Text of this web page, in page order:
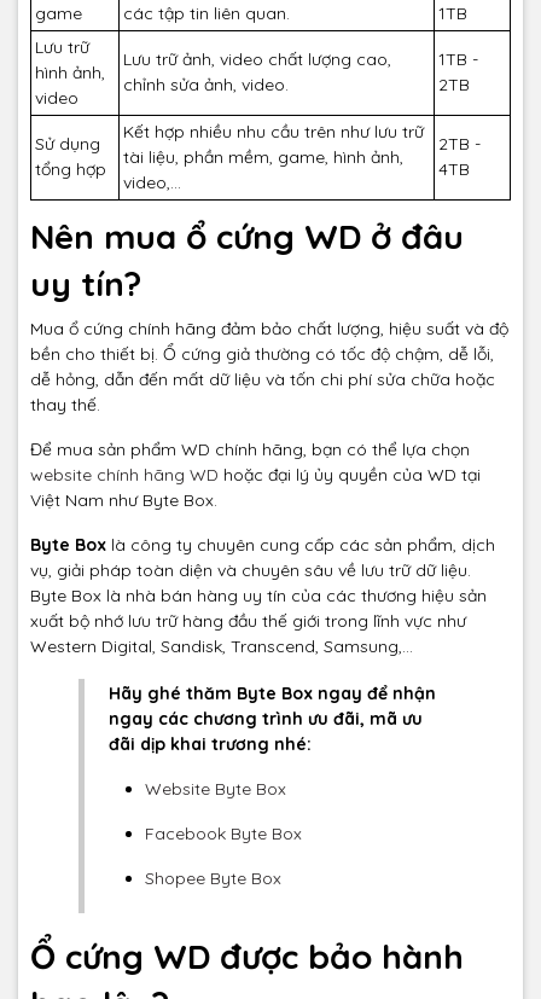
game
các tập tin liên quan.
1TB
Lưu trữ
hình ảnh,
video
Lưu trữ ảnh, video chất lượng cao,
chỉnh sửa ảnh, video.
1TB -
2TB
Sử dụng
tổng hợp
Kết hợp nhiều nhu cầu trên như lưu trữ
tài liệu, phần mềm, game, hình ảnh,
video,...
2TB -
4TB
Nên mua ổ cứng WD ở đâu
uy tín?
Mua ổ cứng chính hãng đảm bảo chất lượng, hiệu suất và độ
bền cho thiết bị. Ổ cứng giả thường có tốc độ chậm, dễ lỗi,
dễ hỏng, dẫn đến mất dữ liệu và tốn chi phí sửa chữa hoặc
thay thế.
Để mua sản phẩm WD chính hãng, bạn có thể lựa chọn
website chính hãng WD hoặc đại lý ủy quyền của WD tại
Việt Nam như Byte Box.
Byte Box là công ty chuyên cung cấp các sản phẩm, dịch
vụ, giải pháp toàn diện và chuyên sâu về lưu trữ dữ liệu.
Byte Box là nhà bán hàng uy tín của các thương hiệu sản
xuất bộ nhớ lưu trữ hàng đầu thế giới trong lĩnh vực như
Western Digital, Sandisk, Transcend, Samsung,…
Hãy ghé thăm Byte Box ngay để nhận
ngay các chương trình ưu đãi, mã ưu
đãi dịp khai trương nhé:
Website Byte Box
Facebook Byte Box
Shopee Byte Box
Ổ cứng WD được bảo hành